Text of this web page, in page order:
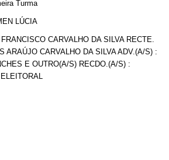
Turma
LÚCIA
CARVALHO DA SILVA RECTE.
ARAÚJO CARVALHO DA SILVA ADV.(A/S) :
E OUTRO(A/S) RECDO.(A/S) :